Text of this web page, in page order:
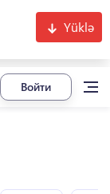
Yüklə
Войти